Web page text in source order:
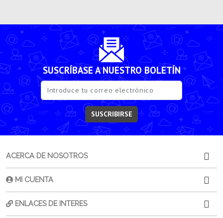
SUSCRÍBASE A NUESTRO BOLETÍN
SUSCRIBIRSE
ACERCA DE NOSOTROS
MI CUENTA
ENLACES DE INTERES